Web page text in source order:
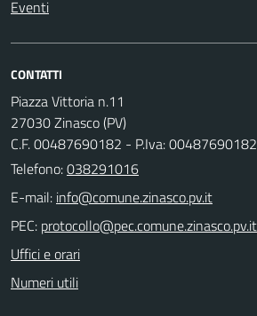
Eventi
CONTATTI
Piazza Vittoria n.11
27030 Zinasco (PV)
C.F. 00487690182 - P.Iva: 00487690182
Telefono:038291016
E-mail:
PEC:
Uffici e orari
Numeri utili